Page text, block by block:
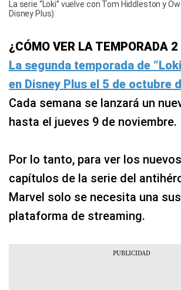
La serie “Loki” vuelve con Tom Hiddleston y
Disney Plus)
¿CÓMO VER LA TEMPORADA 2
La segunda temporada de
en Disney Plus el 5 de octubre
Cada semana se lanzará un
hasta el jueves 9 de noviembre.
Por lo tanto, para ver los
capítulos de la serie del
Marvel solo se necesita una
plataforma de streaming.